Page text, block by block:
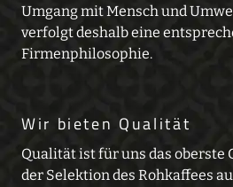
Umgang mit Mensch und
verfolgt deshalb eine
Firmenphilosophie.
Wir bieten Qualität
Qualität ist für uns das oberste
der Selektion des Rohkaffees